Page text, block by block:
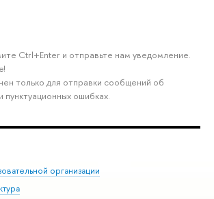
Ctrl+Enter и отправьте нам уведомление.
только для отправки сообщений об
ошибках.
организации